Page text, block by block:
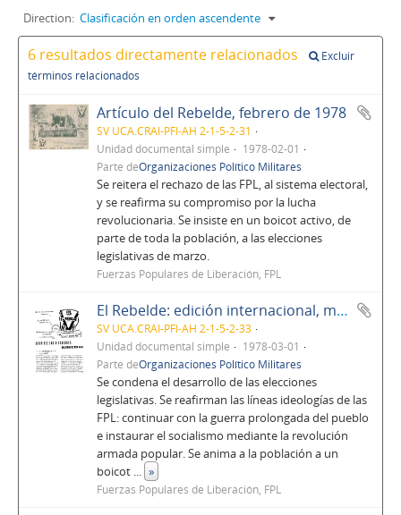
Direction: Clasificación en orden ascendente
6 resultados directamente relacionados
Excluir
términos relacionados
Artículo del Rebelde, febrero de 1978
SV UCA.CRAI-PFI-AH 2-1-5-2-31
Unidad documental simple
1978-02-01
Parte deOrganizaciones Político Militares
Se reitera el rechazo de las FPL, al sistema electoral,
y se reafirma su compromiso por la lucha
revolucionaria. Se insiste en un boicot activo, de
parte de toda la población, a las elecciones
legislativas de marzo.
Fuerzas Populares de Liberación, FPL
El Rebelde: edición internacional, marzo de 1978, No. 2, Año 1
SV UCA.CRAI-PFI-AH 2-1-5-2-33
Unidad documental simple
1978-03-01
Parte deOrganizaciones Político Militares
Se condena el desarrollo de las elecciones
legislativas. Se reafirman las líneas ideologías de las
FPL: continuar con la guerra prolongada del pueblo
e instaurar el socialismo mediante la revolución
armada popular. Se anima a la población a un
boicot ... »
Fuerzas Populares de Liberación, FPL